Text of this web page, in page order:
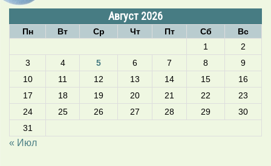
Август 2026
Пн Вт Ср Чт Пт Сб
Вс
1
2
3
4 5 6 7 8
9
10
11 12 13 14 15
16
17
18 19 20 21 22
23
24
25 26 27 28 29
30
31
« Июл